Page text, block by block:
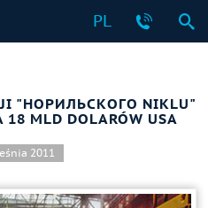
PL
"НОРИЛЬСКОГО NIKLU"
18 MLD DOLARÓW USA
2011